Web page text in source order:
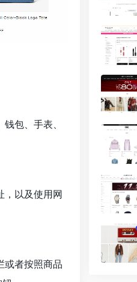
包、手表、
，以及使用网
或者按照商品